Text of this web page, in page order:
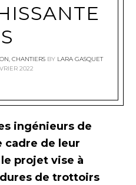
S
, CHANTIERS BY LARA GASQUET
2022
ingénieurs de
cadre de leur
projet vise à
de trottoirs